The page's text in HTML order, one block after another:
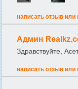
написать отзыв или
Админ
Здравствуйте,
написать отзыв или